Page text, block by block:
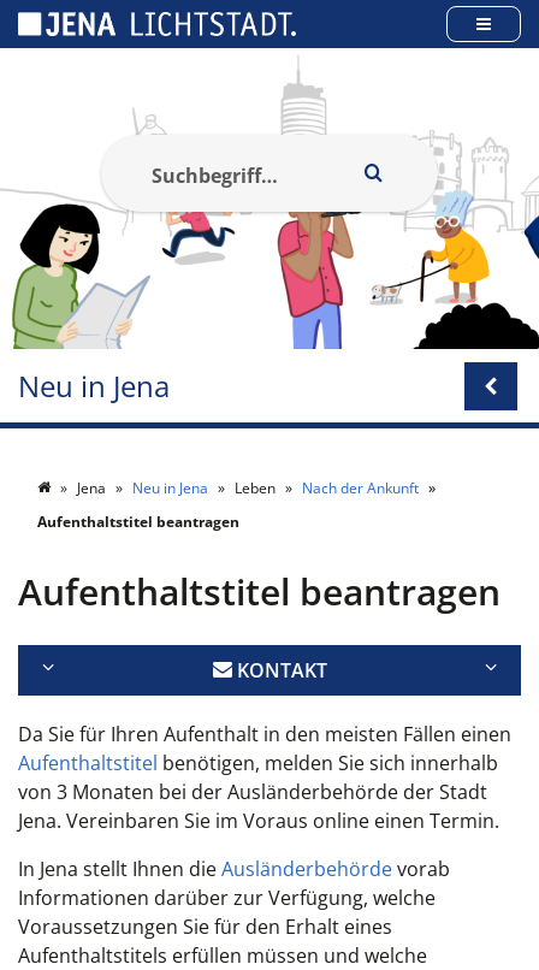
Neu in Jena
Jena Neu in Jena Leben
Nach der Ankunft
Aufenthaltstitel beantragen
Aufenthaltstitel beantragen
KONTAKT
Da Sie für Ihren Aufenthalt in den meisten Fällen einen
Aufenthaltstitel benötigen, melden Sie sich innerhalb
von 3 Monaten bei der Ausländerbehörde der Stadt
Jena. Vereinbaren Sie im Voraus online einen Termin.
In Jena stellt Ihnen dieAusländerbehördevorab
Informationen darüber zur Verfügung, welche
Voraussetzungen Sie für den Erhalt eines
Aufenthaltstitels erfüllen müssen und welche
Cookie-Einstellungen